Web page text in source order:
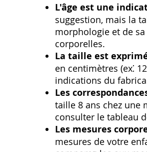
L'âge est une
suggestion‚ mais la
morphologie et de
corporelles.
La taille est
en centimètres (ex⁚
indications du
Les
taille 8 ans chez une
consulter le tableau
Les mesures
mesures de votre